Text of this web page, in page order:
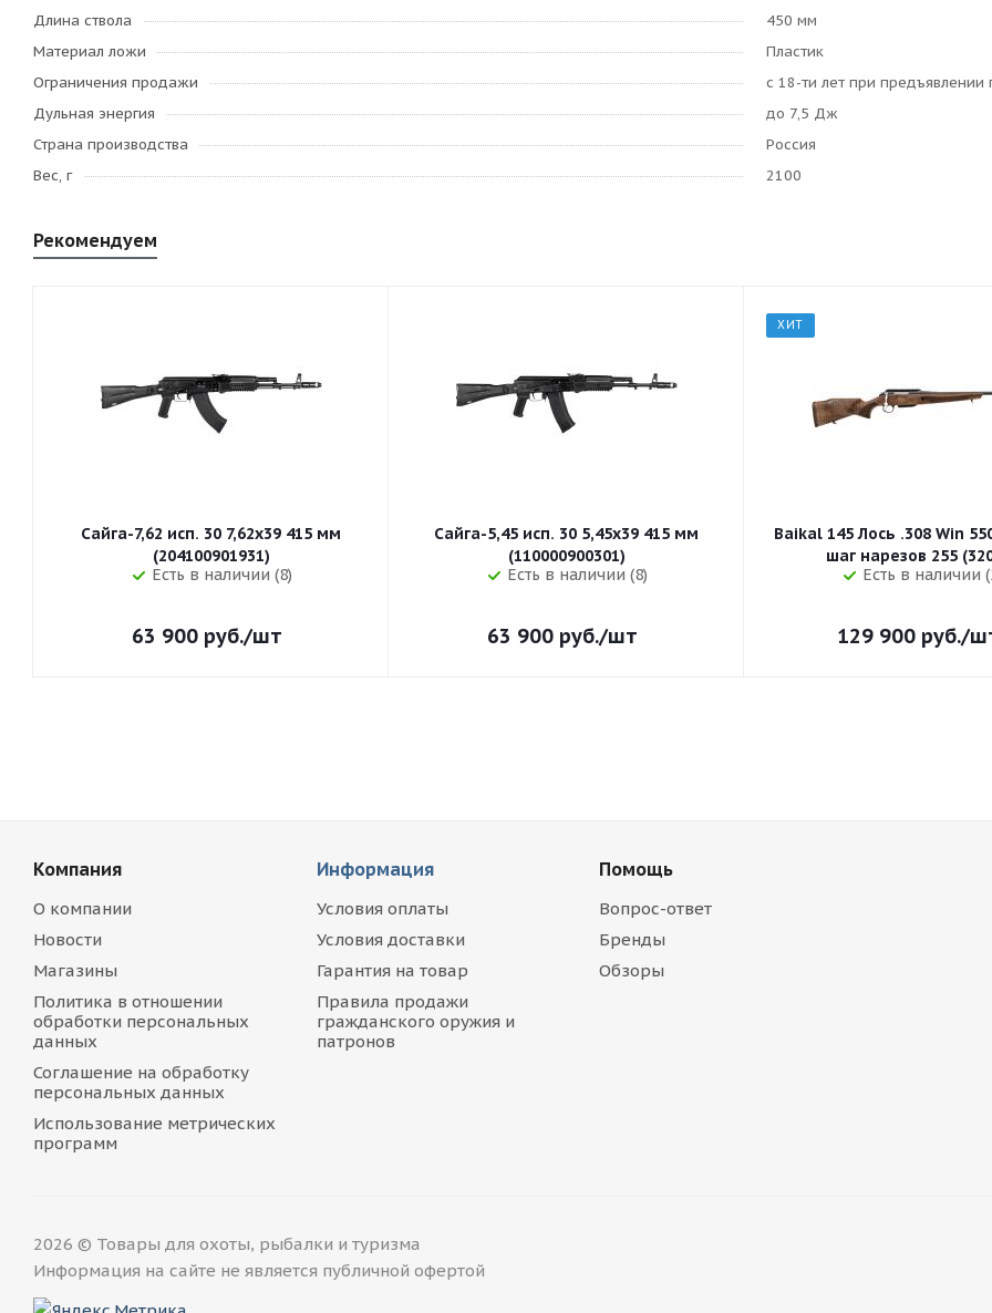
Длина ствола
450 мм
Материал ложи
Пластик
Ограничения продажи
с 18-ти лет при предъявлении
Дульная энергия
до 7,5 Дж
Страна производства
Россия
Вес, г
2100
Рекомендуем
Сайга-7,62 исп. 30 7,62x39 415 мм
(204100901931)
Есть в наличии (8)
63 900 руб./шт
Сайга-5,45 исп. 30 5,45x39 415 мм
(110000900301)
Есть в наличии (8)
63 900 руб./шт
ХИТ
Baikal 145 Лось .308 Win
шаг
Есть в наличии
129 900руб./
Компания
О компании
Новости
Магазины
Политика в отношении
обработки персональных
данных
Соглашение на обработку
персональных данных
Использование метрических
программ
Информация
Условия оплаты
Условия доставки
Гарантия на товар
Правила продажи
гражданского оружия и
патронов
Помощь
Вопрос-ответ
Бренды
Обзоры
2026 © Товары для охоты, рыбалки и туризма
Информация на сайте не является публичной офертой